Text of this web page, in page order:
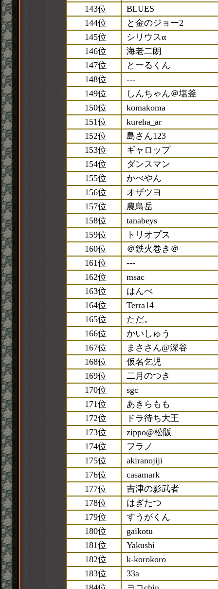
143位
BLUES
144位
と金のジョー2
145位
シリウスα
146位
海老二朗
147位
とーるくん
148位
---
149位
しんちゃん＠塩釜
150位
komakoma
151位
kureha_ar
152位
島さん123
153位
ギャロップ
154位
ダンスマン
155位
かべやん
156位
オザツヨ
157位
農鳥岳
158位
tanabeys
159位
トリオプス
160位
＠鉄火巻き＠
161位
---
162位
msac
163位
はんべ
164位
Terra14
165位
ただ。
166位
かいしゅう
167位
まささん@深谷
168位
仮名乞児
169位
二月のつき
170位
sgc
171位
あきらもも
172位
ドラ待ち大王
173位
zippo@松阪
174位
フラノ
175位
akiranojiji
176位
casamark
177位
吉津の影武者
178位
はぎたつ
179位
すうがくん
180位
gaikotu
181位
Yakushi
182位
k-korokoro
183位
33a